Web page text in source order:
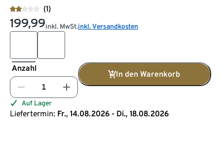
(1)
199,99inkl. MwSt.inkl. Versandkosten
Anzahl
In den Warenkorb
Auf Lager
Liefertermin: Fr., 14.08.2026 - Di., 18.08.2026